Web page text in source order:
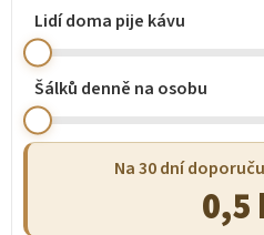
Lidí doma pije kávu
Šálků denně na osobu
Na 30 dní
0,5